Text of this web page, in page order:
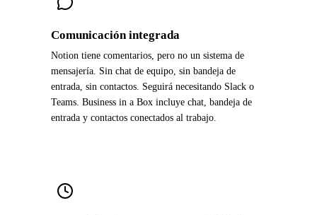
Comunicación integrada
Notion tiene comentarios, pero no un sistema de
mensajería. Sin chat de equipo, sin bandeja de
entrada, sin contactos. Seguirá necesitando Slack o
Teams. Business in a Box incluye chat, bandeja de
entrada y contactos conectados al trabajo.